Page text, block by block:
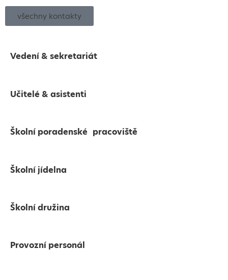
všechny kontakty
Vedení & sekretariát
Učitelé & asistenti
Školní poradenské pracoviště
Školní jídelna
Školní družina
Provozní personál